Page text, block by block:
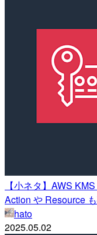
【小ネタ】AWS
Action や Resource
hato
2025.05.02